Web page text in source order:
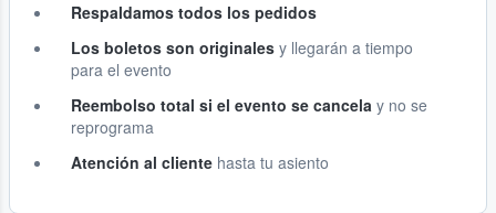
Respaldamos todos los pedidos
Los boletos son originales y llegarán a tiempo
para el evento
Reembolso total si el evento se cancela y no se
reprograma
Atención al cliente hasta tu asiento